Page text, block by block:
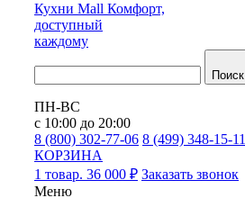
Кухни Mall Комфорт,
доступный
каждому
Поиск
ПН-ВС
с 10:00 до 20:00
8 (800) 302-77-06 8 (499) 348-15-11
КОРЗИНА
1 товар. 36 000 ₽ Заказать звонок
Меню